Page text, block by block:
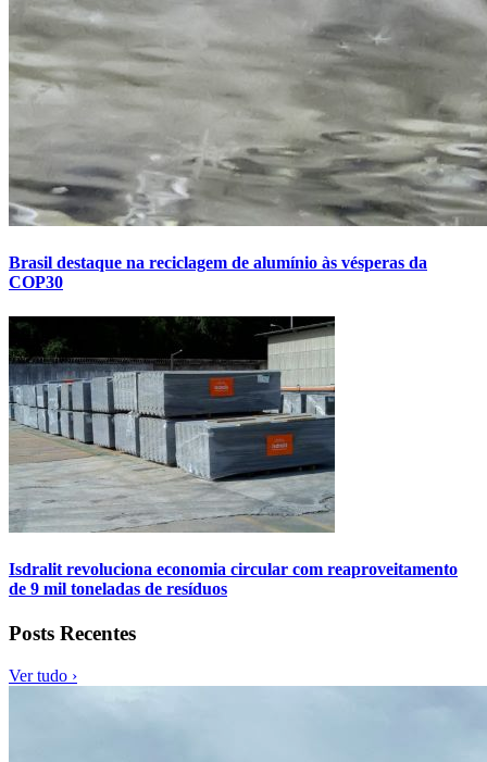
Brasil destaque na reciclagem de alumínio às vésperas da
COP30
Isdralit revoluciona economia circular com reaproveitamento
de 9 mil toneladas de resíduos
Posts Recentes
Ver tudo ›